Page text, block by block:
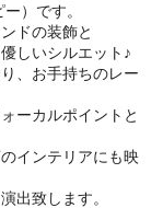
）です。
ドの装飾と
しいシルエット♪
、お手持ちのレー
ーカルポイントと
インテリアにも映
出致します。